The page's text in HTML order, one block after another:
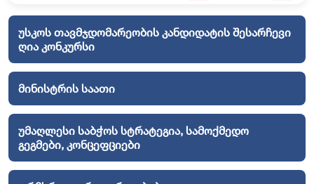
უსკოს თავმჯდომარეობის კანდიდატის შესარჩევი
ღია კონკურსი
მინისტრის საათი
უმაღლესი საბჭოს სტრატეგია, სამოქმედო
გეგმები, კონცეფციები